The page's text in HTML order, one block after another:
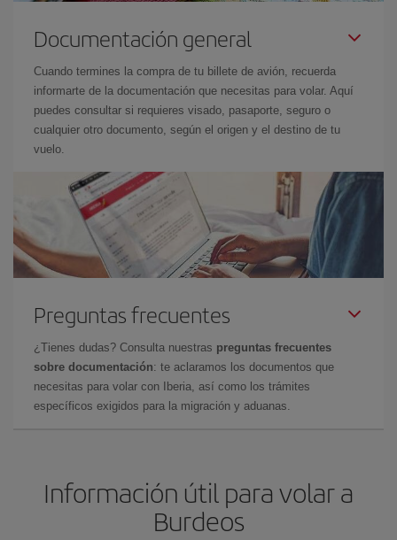
Documentación general
Cuando termines la compra de tu billete de avión, recuerda
informarte de la documentación que necesitas para volar. Aquí
puedes consultar si requieres visado, pasaporte, seguro o
cualquier otro documento, según el origen y el destino de tu
vuelo.
Preguntas frecuentes
¿Tienes dudas? Consulta nuestras preguntas frecuentes
sobre documentación: te aclaramos los documentos que
necesitas para volar con Iberia, así como los trámites
específicos exigidos para la migración y aduanas.
Información útil para volar a
Burdeos